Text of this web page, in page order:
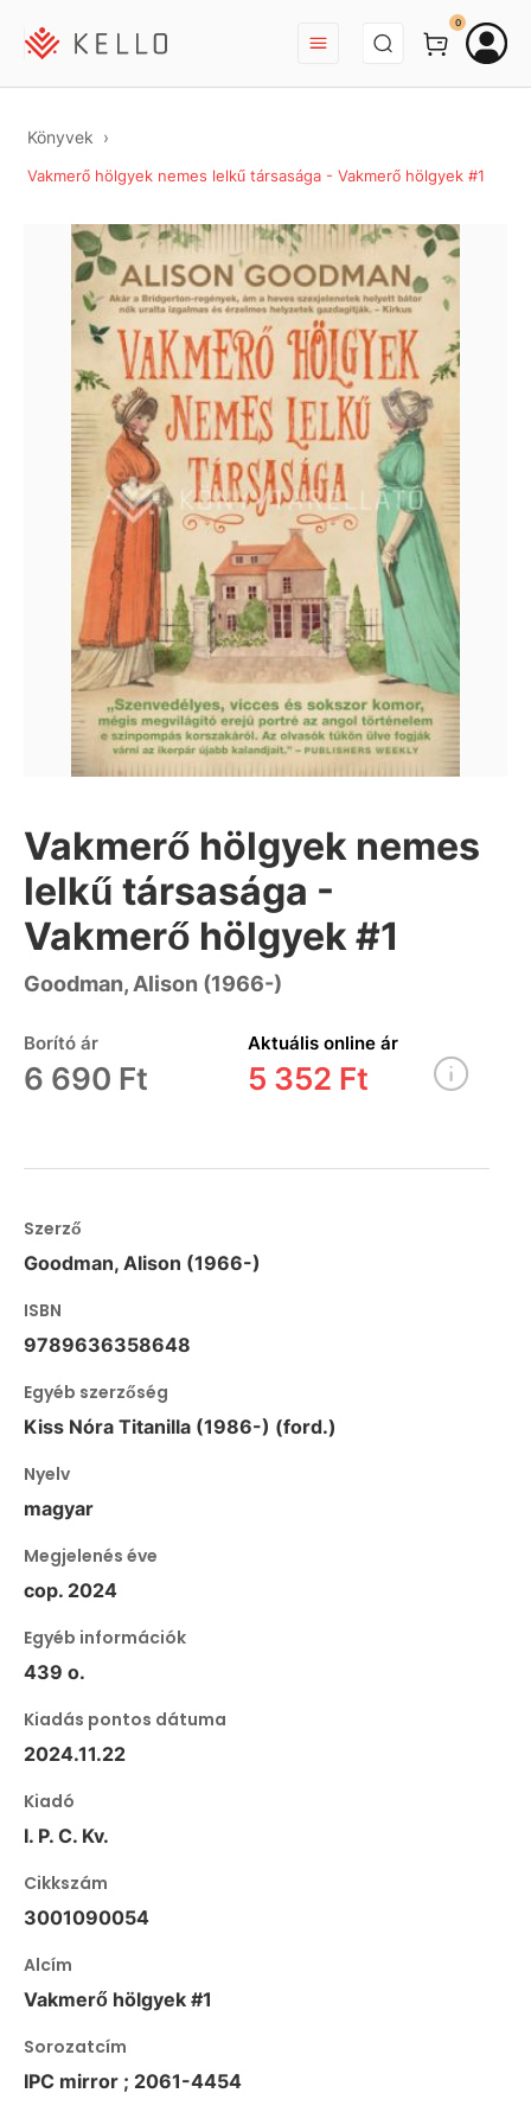
BEJELENTKEZÉS
0
Könyvek
Vakmerő hölgyek nemes lelkű társasága - Vakmerő hölgyek #1
Vakmerő hölgyek nemes
lelkű társasága -
Vakmerő hölgyek #1
Goodman, Alison (1966-)
Borító ár
6 690 Ft
Aktuális online ár
5 352 Ft
Szerző
Goodman, Alison (1966-)
ISBN
9789636358648
Egyéb szerzőség
Kiss Nóra Titanilla (1986-) (ford.)
Nyelv
magyar
Megjelenés éve
cop. 2024
Egyéb információk
439 o.
Kiadás pontos dátuma
2024.11.22
Kiadó
I. P. C. Kv.
Cikkszám
3001090054
Alcím
Vakmerő hölgyek #1
Sorozatcím
IPC mirror ; 2061-4454